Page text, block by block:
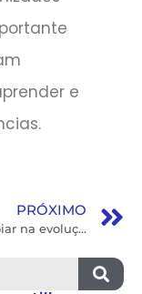
e
PRÓXIMO
Como apoiar na evolução dos seus filhos.